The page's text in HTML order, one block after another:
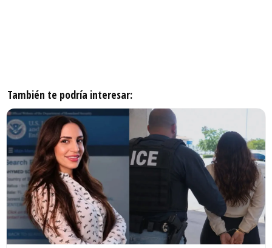
También te podría interesar: